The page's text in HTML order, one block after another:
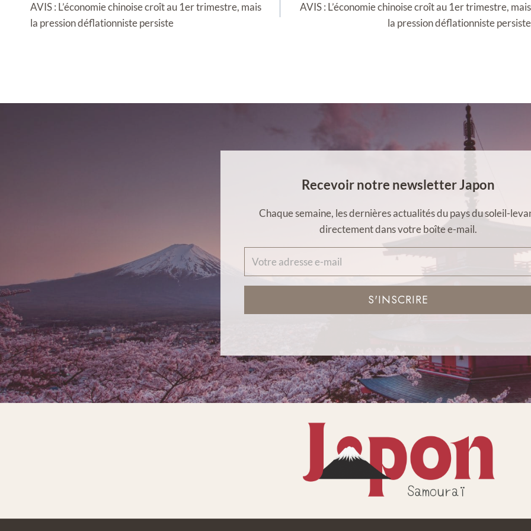
l’article
AVIS : L’économie chinoise croît au 1er trimestre, mais
la pression déflationniste persiste
AVIS : L’économie chinoise croît au 1er trimestre, mais
la pression déflationniste persiste
Recevoir notre newsletter Japon
Chaque semaine, les dernières actualités du pays du soleil-
directement dans votre boîte e-mail.
S'INSCRIRE